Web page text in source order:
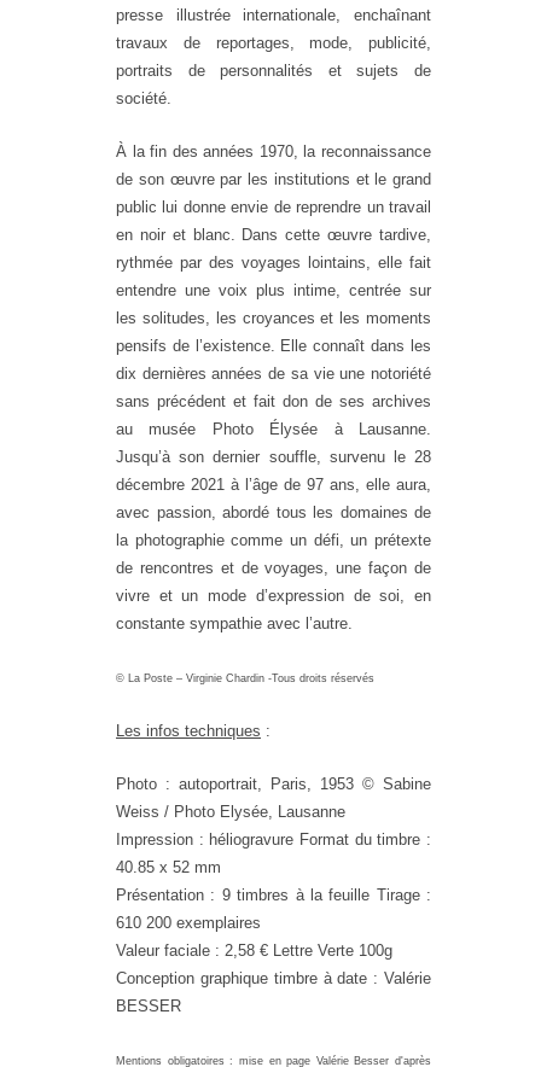
presse illustrée internationale, enchaînant
travaux de reportages, mode, publicité,
portraits de personnalités et sujets de
société.
À la fin des années 1970, la reconnaissance
de son œuvre par les institutions et le grand
public lui donne envie de reprendre un travail
en noir et blanc. Dans cette œuvre tardive,
rythmée par des voyages lointains, elle fait
entendre une voix plus intime, centrée sur
les solitudes, les croyances et les moments
pensifs de l’existence. Elle connaît dans les
dix dernières années de sa vie une notoriété
sans précédent et fait don de ses archives
au musée Photo Élysée à Lausanne.
Jusqu’à son dernier souffle, survenu le 28
décembre 2021 à l’âge de 97 ans, elle aura,
avec passion, abordé tous les domaines de
la photographie comme un défi, un prétexte
de rencontres et de voyages, une façon de
vivre et un mode d’expression de soi, en
constante sympathie avec l’autre.
© La Poste – Virginie Chardin -Tous droits réservés
Les infos techniques :
Photo : autoportrait, Paris, 1953 © Sabine
Weiss / Photo Elysée, Lausanne
Impression : héliogravure Format du timbre :
40.85 x 52 mm
Présentation : 9 timbres à la feuille Tirage :
610 200 exemplaires
Valeur faciale : 2,58 € Lettre Verte 100g
Conception graphique timbre à date : Valérie
BESSER
Mentions obligatoires : mise en page Valérie Besser d'après